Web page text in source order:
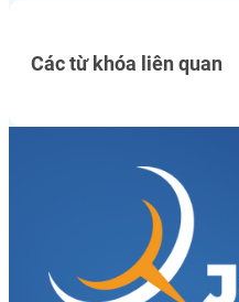
Các từ khóa liên quan